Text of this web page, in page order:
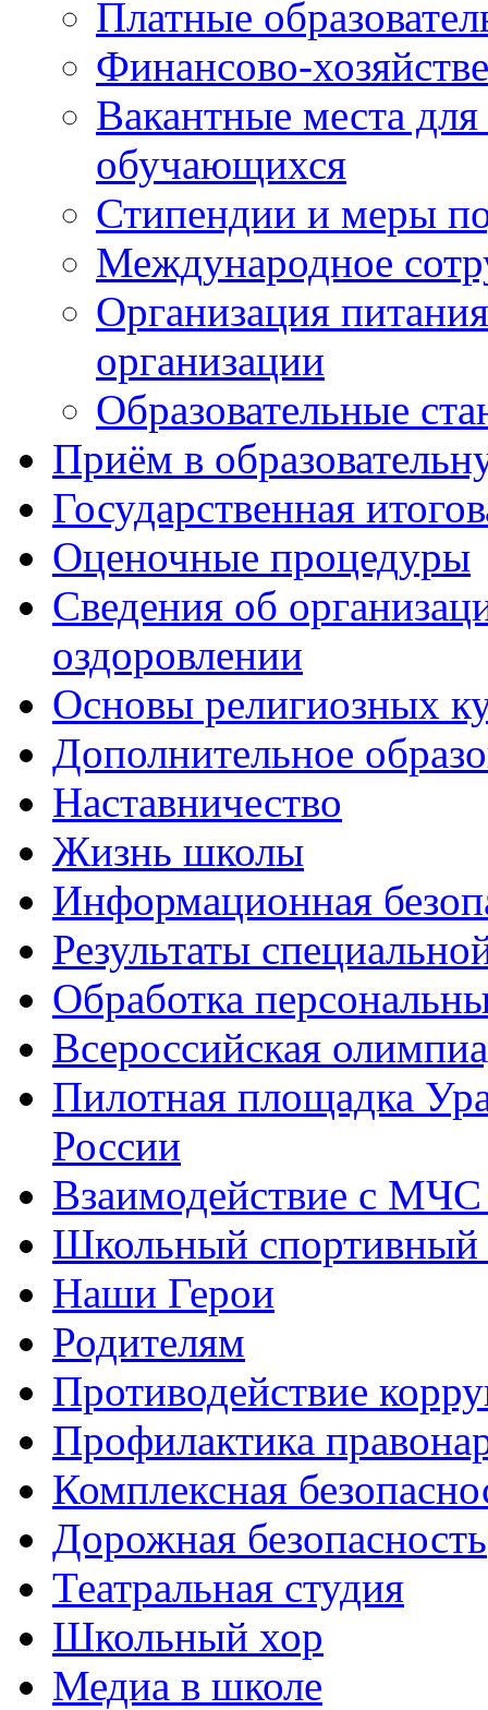
Платные
Финансово-
Вакантные места
обучающихся
Стипендии и меры
Международное
Организация
организации
Образовательные
Приём в
Государственная
Оценочные процедуры
Сведения об
оздоровлении
Основы религиозных
Дополнительное
Наставничество
Жизнь школы
Информационная
Результаты
Обработка
Всероссийская
Пилотная площадка
России
Взаимодействие с
Школьный
Наши Герои
Родителям
Противодействие
Профилактика
Комплексная
Дорожная безопасность
Театральная студия
Школьный хор
Медиа в школе